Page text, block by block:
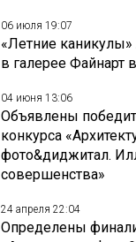
06 июля 19:07
«Летние
в галерее Файнарт
04 июня 13:06
Объявлены
конкурса
фото&диджитал.
совершенства»
24 апреля 22:04
Определены